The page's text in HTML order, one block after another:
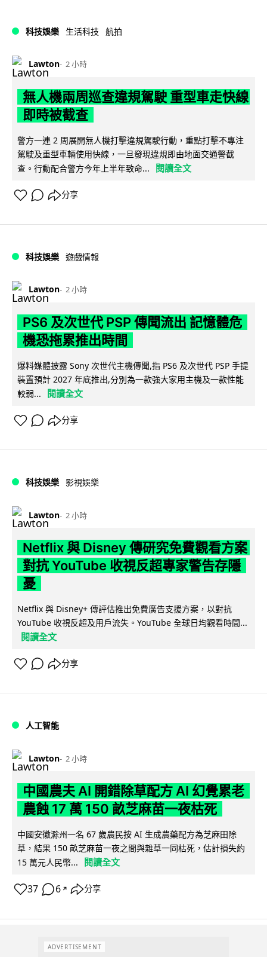
科技娛樂 生活科技 航拍
Lawton 2 小時
無人機兩周巡查違規駕駛 重型車走快線
即時被截查
警方一連 2 周展開無人機打擊違規駕駛行動，重點打擊不專注
駕駛及重型車輛使用快線，一旦發現違規即由地面交通警截
查。行動配合警方今年上半年致命...
閱讀全文
分享
科技娛樂 遊戲情報
Lawton 2 小時
PS6 及次世代 PSP 傳聞流出 記憶體危
機恐拖累推出時間
爆料媒體披露 Sony 次世代主機傳聞,指 PS6 及次世代 PSP 手提
裝置預計 2027 年底推出,分別為一款強大家用主機及一款性能
較弱...
閱讀全文
分享
科技娛樂 影視娛樂
Lawton 2 小時
Netflix 與 Disney 傳研究免費觀看方案
對抗 YouTube 收視反超專家警告存隱
憂
Netflix 與 Disney+ 傳評估推出免費廣告支援方案，以對抗
YouTube 收視反超及用戶流失。YouTube 全球日均觀看時間...
閱讀全文
分享
人工智能
Lawton 2 小時
中國農夫 AI 開錯除草配方 AI 幻覺累老
農蝕 17 萬 150 畝芝麻苗一夜枯死
中國安徽滁州一名 67 歲農民按 AI 生成農藥配方為芝麻田除
草，結果 150 畝芝麻苗一夜之間與雜草一同枯死，估計損失約
15 萬元人民幣...
閱讀全文
37 6 ↗ 分享
ADVERTISEMENT